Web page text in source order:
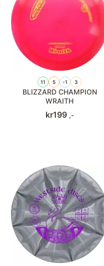
11 5 -1 3
BLIZZARD CHAMPION
WRAITH
kr199 ,-